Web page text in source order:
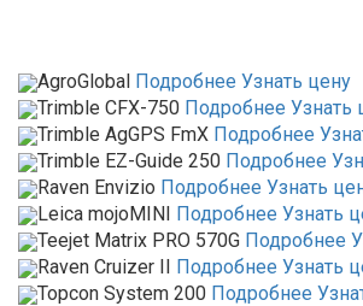
AgroGlobal Подробнее Узнать цену
Trimble CFX-750 Подробнее Узнать
Trimble AgGPS FmX Подробнее
Trimble EZ-Guide 250 Подробнее
Raven Envizio Подробнее Узнать
Leica mojoMINI Подробнее Узнать
Teejet Matrix PRO 570G Подробнее
Raven Cruizer II Подробнее Узнать
Topcon System 200 Подробнее